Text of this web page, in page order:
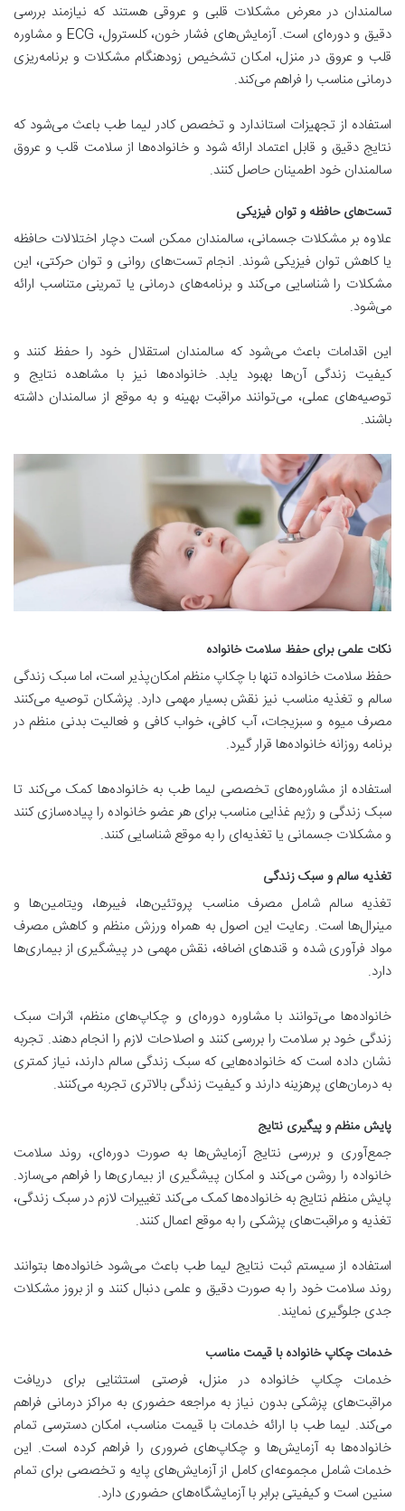
سالمندان در معرض مشکلات قلبی و عروقی هستند که نیازمند بررسی
دقیق و دوره‌ای است. آزمایش‌های فشار خون، کلسترول، ECG و مشاوره
قلب و عروق در منزل، امکان تشخیص زودهنگام مشکلات و برنامه‌ریزی
درمانی مناسب را فراهم می‌کند.
استفاده از تجهیزات استاندارد و تخصص کادر لیما طب باعث می‌شود که
نتایج دقیق و قابل اعتماد ارائه شود و خانواده‌ها از سلامت قلب و عروق
سالمندان خود اطمینان حاصل کنند.
تست‌های حافظه و توان فیزیکی
علاوه بر مشکلات جسمانی، سالمندان ممکن است دچار اختلالات حافظه
یا کاهش توان فیزیکی شوند. انجام تست‌های روانی و توان حرکتی، این
مشکلات را شناسایی می‌کند و برنامه‌های درمانی یا تمرینی متناسب ارائه
می‌شود.
این اقدامات باعث می‌شود که سالمندان استقلال خود را حفظ کنند و
کیفیت زندگی آن‌ها بهبود یابد. خانواده‌ها نیز با مشاهده نتایج و
توصیه‌های عملی، می‌توانند مراقبت بهینه و به موقع از سالمندان داشته
باشند.
نکات علمی برای حفظ سلامت خانواده
حفظ سلامت خانواده تنها با چکاپ منظم امکان‌پذیر است، اما سبک زندگی
سالم و تغذیه مناسب نیز نقش بسیار مهمی دارد. پزشکان توصیه می‌کنند
مصرف میوه و سبزیجات، آب کافی، خواب کافی و فعالیت بدنی منظم در
برنامه روزانه خانواده‌ها قرار گیرد.
استفاده از مشاوره‌های تخصصی لیما طب به خانواده‌ها کمک می‌کند تا
سبک زندگی و رژیم غذایی مناسب برای هر عضو خانواده را پیاده‌سازی کنند
و مشکلات جسمانی یا تغذیه‌ای را به موقع شناسایی کنند.
تغذیه سالم و سبک زندگی
تغذیه سالم شامل مصرف مناسب پروتئین‌ها، فیبرها، ویتامین‌ها و
مینرال‌ها است. رعایت این اصول به همراه ورزش منظم و کاهش مصرف
مواد فرآوری شده و قندهای اضافه، نقش مهمی در پیشگیری از بیماری‌ها
دارد.
خانواده‌ها می‌توانند با مشاوره دوره‌ای و چکاپ‌های منظم، اثرات سبک
زندگی خود بر سلامت را بررسی کنند و اصلاحات لازم را انجام دهند. تجربه
نشان داده است که خانواده‌هایی که سبک زندگی سالم دارند، نیاز کمتری
به درمان‌های پرهزینه دارند و کیفیت زندگی بالاتری تجربه می‌کنند.
پایش منظم و پیگیری نتایج
جمع‌آوری و بررسی نتایج آزمایش‌ها به صورت دوره‌ای، روند سلامت
خانواده را روشن می‌کند و امکان پیشگیری از بیماری‌ها را فراهم می‌سازد.
پایش منظم نتایج به خانواده‌ها کمک می‌کند تغییرات لازم در سبک زندگی،
تغذیه و مراقبت‌های پزشکی را به موقع اعمال کنند.
استفاده از سیستم ثبت نتایج لیما طب باعث می‌شود خانواده‌ها بتوانند
روند سلامت خود را به صورت دقیق و علمی دنبال کنند و از بروز مشکلات
جدی جلوگیری نمایند.
خدمات چکاپ خانواده با قیمت مناسب
خدمات چکاپ خانواده در منزل، فرصتی استثنایی برای دریافت
مراقبت‌های پزشکی بدون نیاز به مراجعه حضوری به مراکز درمانی فراهم
می‌کند. لیما طب با ارائه خدمات با قیمت مناسب، امکان دسترسی تمام
خانواده‌ها به آزمایش‌ها و چکاپ‌های ضروری را فراهم کرده است. این
خدمات شامل مجموعه‌ای کامل از آزمایش‌های پایه و تخصصی برای تمام
سنین است و کیفیتی برابر با آزمایشگاه‌های حضوری دارد.